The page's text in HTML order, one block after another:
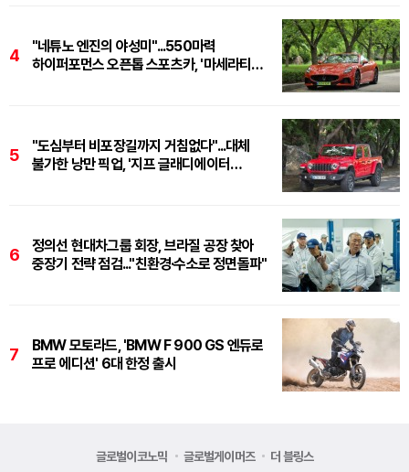
4
"네튜노 엔진의 야성미"...550마력
하이퍼포먼스 오픈톱 스포츠카, '마세라티
5
"도심부터 비포장길까지 거침없다"...대체
불가한 낭만 픽업, '지프 글래디에이터
6
정의선 현대차그룹 회장, 브라질 공장 찾아
중장기 전략 점검..."친환경·수소로 정면돌파"
7
BMW 모토라드, 'BMW F 900 GS 엔듀로
프로 에디션' 6대 한정 출시
글로벌이코노믹 글로벌게이머즈 더 블링스